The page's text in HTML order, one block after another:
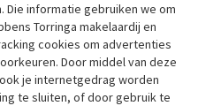
Die informatie gebruiken we om
Torringa makelaardij en
cookies om advertenties
Door middel van deze
je internetgedrag worden
te sluiten, of door gebruik te